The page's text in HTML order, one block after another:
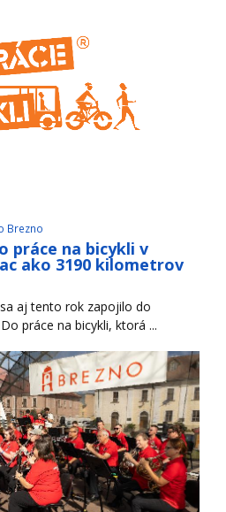
Brezno
práce na bicykli v
ako 3190 kilometrov
aj tento rok zapojilo do
práce na bicykli, ktorá ...